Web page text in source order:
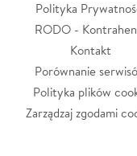
Polityka
RODO -
Kontakt
Porównanie
Polityka plików
Zarządzaj zgodami